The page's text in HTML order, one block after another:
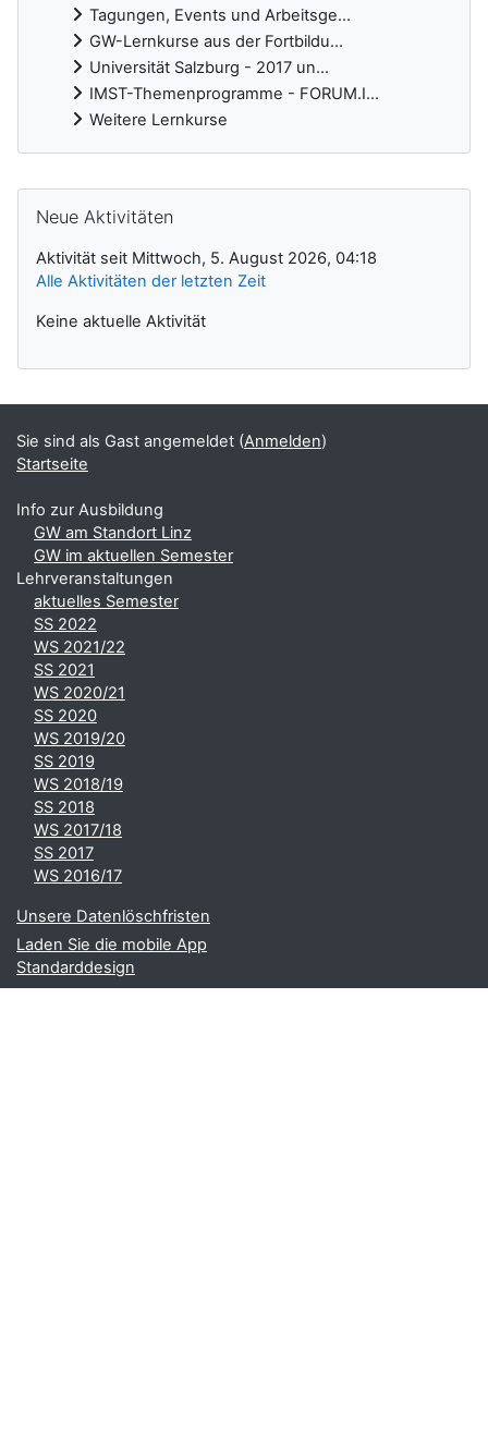
Tagungen, Events und Arbeitsge...
GW-Lernkurse aus der Fortbildu...
Universität Salzburg - 2017 un...
IMST-Themenprogramme - FORUM.I...
Weitere Lernkurse
Neue Aktivitäten
Aktivität seit Mittwoch, 5. August 2026, 04:18
Alle Aktivitäten der letzten Zeit
Keine aktuelle Aktivität
Sie sind als Gast angemeldet (Anmelden)
Startseite
Info zur Ausbildung
GW am Standort Linz
GW im aktuellen Semester
Lehrveranstaltungen
aktuelles Semester
SS 2022
WS 2021/22
SS 2021
WS 2020/21
SS 2020
WS 2019/20
SS 2019
WS 2018/19
SS 2018
WS 2017/18
SS 2017
WS 2016/17
Unsere Datenlöschfristen
Laden Sie die mobile App
Standarddesign